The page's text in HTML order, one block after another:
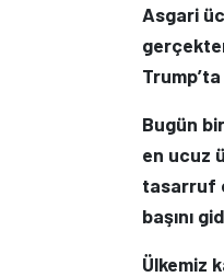
Asgari
Bugün
en ucuz
tasarruf
başını
Ülkemiz